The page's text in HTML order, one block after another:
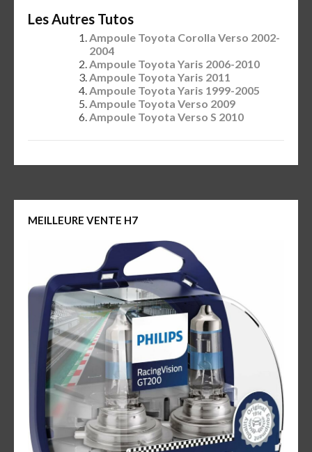
Les Autres Tutos
Ampoule Toyota Corolla Verso 2002-
2004
Ampoule Toyota Yaris 2006-2010
Ampoule Toyota Yaris 2011
Ampoule Toyota Yaris 1999-2005
Ampoule Toyota Verso 2009
Ampoule Toyota Verso S 2010
MEILLEURE VENTE H7